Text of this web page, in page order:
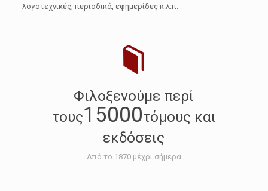
λογοτεχνικές, περιοδικά, εφημερίδες κ.λ.π.
Φιλοξενούμε περί
τους15000τόμους και
εκδόσεις
Από το 1870 μέχρι σήμερα